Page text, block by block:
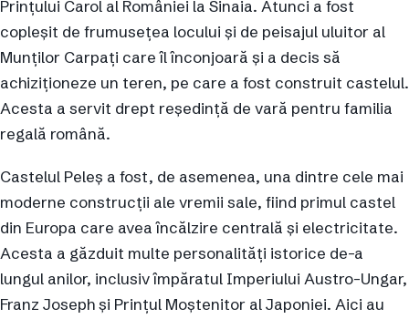
Prințului Carol al României la Sinaia. Atunci a fost
copleșit de frumusețea locului și de peisajul uluitor al
Munților Carpați care îl înconjoară și a decis să
achiziționeze un teren, pe care a fost construit castelul.
Acesta a servit drept reședință de vară pentru familia
regală română.
Castelul Peleș a fost, de asemenea, una dintre cele mai
moderne construcții ale vremii sale, fiind primul castel
din Europa care avea încălzire centrală și electricitate.
Acesta a găzduit multe personalități istorice de-a
lungul anilor, inclusiv împăratul Imperiului Austro-Ungar,
Franz Joseph și Prințul Moștenitor al Japoniei. Aici au